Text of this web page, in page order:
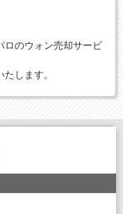
ロのウォン売却サービ
します。